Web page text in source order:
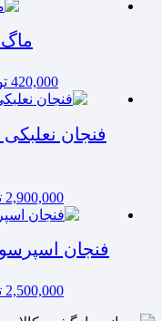
420,000
2,900,000
فنجان اسپرسو black & white شش عددی ایلا
2,500,000